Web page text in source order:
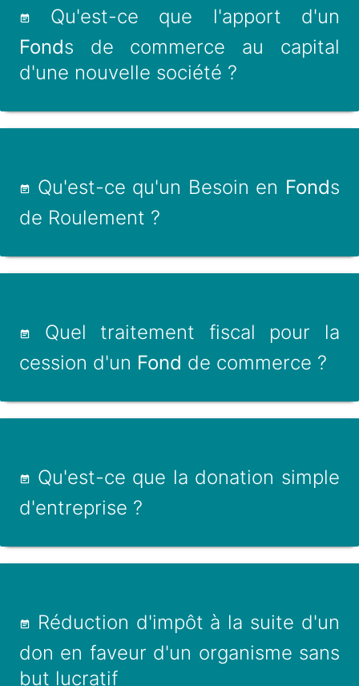
Qu'est-ce que l'apport d'un
Fonds de commerce au capital
d'une nouvelle société ?
Qu'est-ce qu'un Besoin en Fonds
de Roulement ?
Quel traitement fiscal pour la
cession d'un Fond de commerce ?
Qu'est-ce que la donation simple
d'entreprise ?
Réduction d'impôt à la suite d'un
don en faveur d'un organisme sans
but lucratif